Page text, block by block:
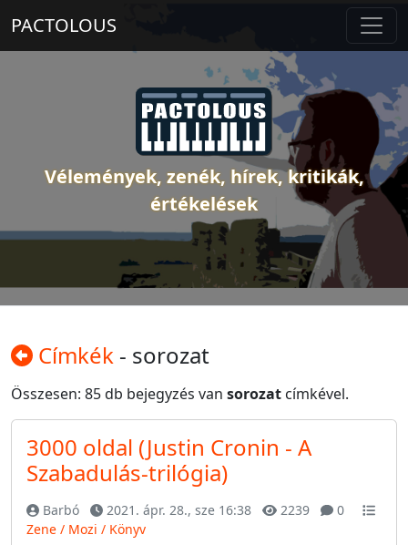
PACTOLOUS
Vélemények, zenék, hírek, kritikák,
értékelések
Címkék - sorozat
Összesen: 85 db bejegyzés van sorozat címkével.
3000 oldal (Justin Cronin - A
Szabadulás-trilógia)
Barbó 2021. ápr. 28., sze 16:38 2239
0
Zene / Mozi / Könyv